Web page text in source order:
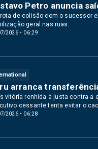
2026 • 06:29
Petro anuncia
rota de colisão com o sucessor
geral nas ruas.
2026 • 06:28
arranca
vitória renhida à justa contra a
cessante tenta evitar o